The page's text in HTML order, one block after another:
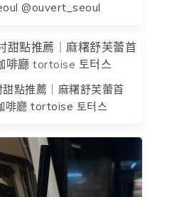
@ouvert_seoul
點推薦｜麻糬舒芙蕾首
啡廳 tortoise 토터스